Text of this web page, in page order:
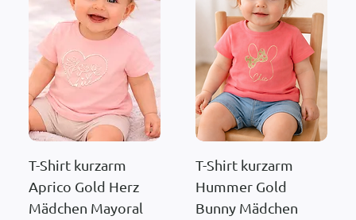
T-Shirt kurzarm
Aprico Gold Herz
Mädchen Mayoral
T-Shirt kurzarm
Hummer Gold
Bunny Mädchen